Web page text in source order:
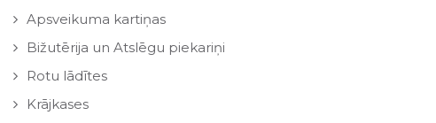
Apsveikuma kartiņas
Bižutērija un Atslēgu piekariņi
Rotu lādītes
Krājkases